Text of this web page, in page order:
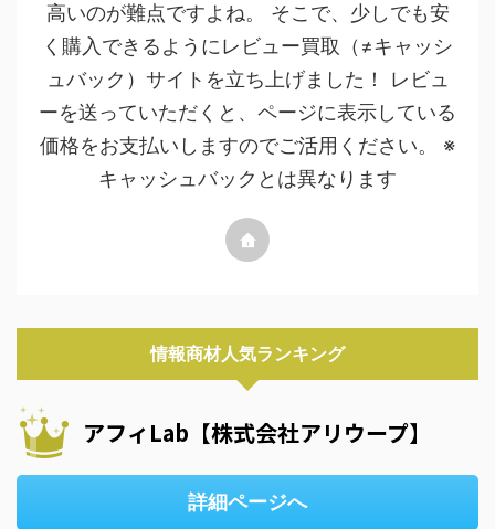
高いのが難点ですよね。 そこで、少しでも安
く購入できるようにレビュー買取（≠キャッシ
ュバック）サイトを立ち上げました！ レビュ
ーを送っていただくと、ページに表示している
価格をお支払いしますのでご活用ください。 ※
キャッシュバックとは異なります
情報商材人気ランキング
アフィLab【株式会社アリウープ】
詳細ページへ